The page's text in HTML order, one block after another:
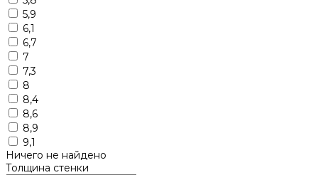
5,9
6,1
6,7
7
7,3
8
8,4
8,6
8,9
9,1
Ничего не найдено
Толщина стенки